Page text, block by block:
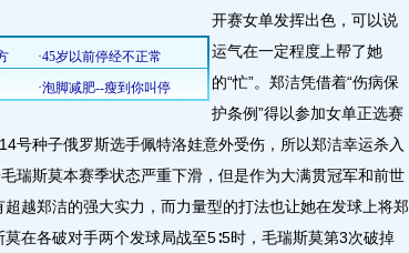
开赛女单发挥出色，可以说
运气在一定程度上帮了她
的“忙”。郑洁凭借着“伤病保
护条例”得以参加女单正选赛
号种子俄罗斯选手佩特洛娃意外受伤，所以郑洁幸运杀入
瑞斯莫本赛季状态严重下滑，但是作为大满贯冠军和前世
越郑洁的强大实力，而力量型的打法也让她在发球上将郑
在各破对手两个发球局战至5∶5时，毛瑞斯莫第3次破掉